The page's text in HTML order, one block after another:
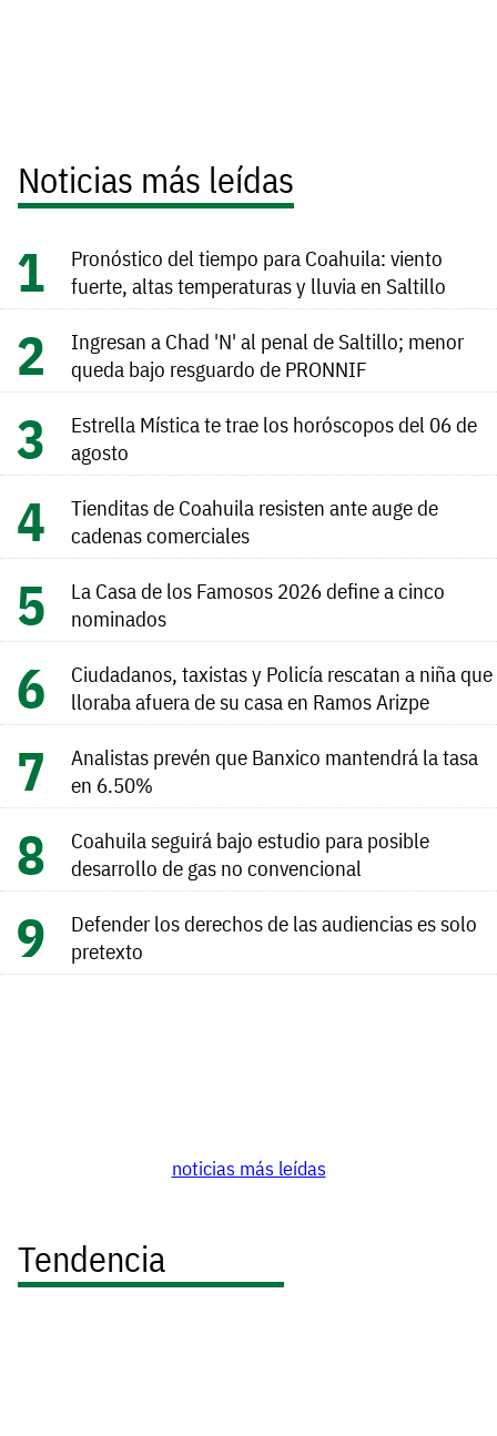
Noticias más leídas
Pronóstico del tiempo para Coahuila: viento
fuerte, altas temperaturas y lluvia en Saltillo
Ingresan a Chad 'N' al penal de Saltillo; menor
queda bajo resguardo de PRONNIF
Estrella Mística te trae los horóscopos del 06 de
agosto
Tienditas de Coahuila resisten ante auge de
cadenas comerciales
La Casa de los Famosos 2026 define a cinco
nominados
Ciudadanos, taxistas y Policía rescatan a niña que
lloraba afuera de su casa en Ramos Arizpe
Analistas prevén que Banxico mantendrá la tasa
en 6.50%
Coahuila seguirá bajo estudio para posible
desarrollo de gas no convencional
Defender los derechos de las audiencias es solo
pretexto
noticias más leídas
Tendencia